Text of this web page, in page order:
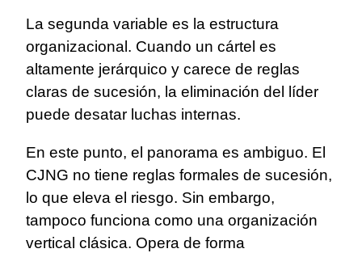
La segunda variable es la estructura
organizacional. Cuando un cártel es
altamente jerárquico y carece de reglas
claras de sucesión, la eliminación del líder
puede desatar luchas internas.
En este punto, el panorama es ambiguo. El
CJNG no tiene reglas formales de sucesión,
lo que eleva el riesgo. Sin embargo,
tampoco funciona como una organización
vertical clásica. Opera de forma